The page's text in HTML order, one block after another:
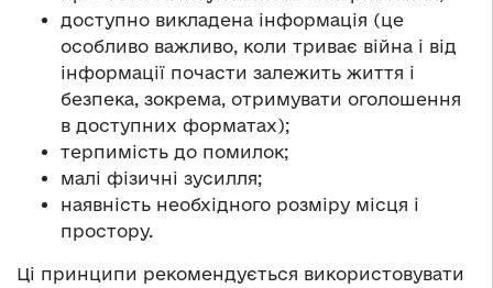
доступно викладена інформація (це
особливо важливо, коли триває війна і від
інформації почасти залежить життя і
безпека, зокрема, отримувати оголошення
в доступних форматах);
терпимість до помилок;
малі фізичні зусилля;
наявність необхідного розміру місця і
простору.
Ці принципи рекомендується використовувати